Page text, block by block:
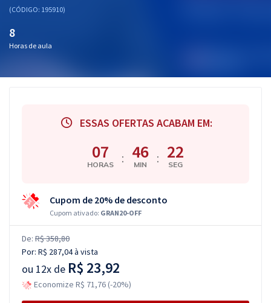
Aprovados
(CÓDIGO: 195910)
8
Horas de aula
ESSAS OFERTAS ACABAM EM:
07
HORAS : 46
MIN : 22
SEG
Cupom de 20% de desconto
Cupom ativado: GRAN20-OFF
De: R$ 358,80
Por: R$ 287,04à vista
ou 12x de R$ 23,92
Economize R$ 71,76 (-20%)